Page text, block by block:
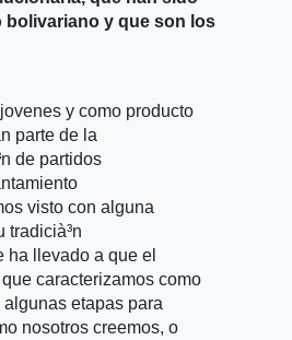
bolivariano y que son los
y como producto
parte de la
de partidos
visto con alguna
tradicià³n
llevado a que el
caracterizamos como
etapas para
nosotros creemos, o